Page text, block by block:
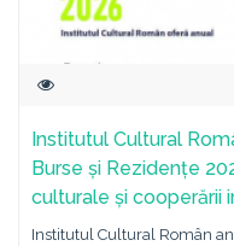
Institutul Cultural
Burse și Rezidențe
culturale și cooperării
Institutul Cultural Român